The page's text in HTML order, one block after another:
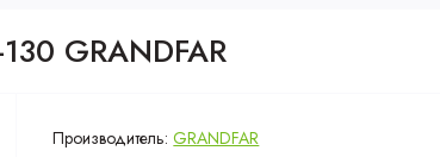
GRANDFAR
Производитель: GRANDFAR